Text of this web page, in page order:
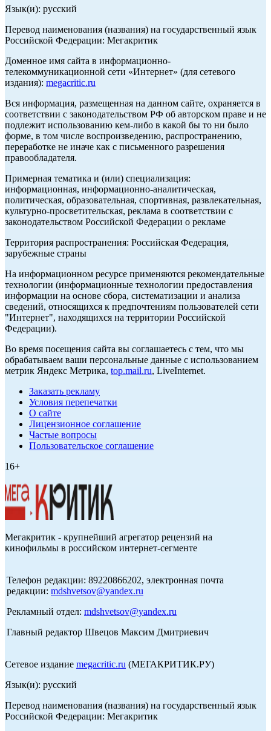
Язык(и): русский
Перевод наименования (названия) на государственный язык
Российской Федерации: Мегакритик
Доменное имя сайта в информационно-
телекоммуникационной сети «Интернет» (для сетевого
издания): megacritic.ru
Вся информация, размещенная на данном сайте, охраняется в
соответствии с законодательством РФ об авторском праве и не
подлежит использованию кем-либо в какой бы то ни было
форме, в том числе воспроизведению, распространению,
переработке не иначе как с письменного разрешения
правообладателя.
Примерная тематика и (или) специализация:
информационная, информационно-аналитическая,
политическая, образовательная, спортивная, развлекательная,
культурно-просветительская, реклама в соответствии с
законодательством Российской Федерации о рекламе
Территория распространения: Российская Федерация,
зарубежные страны
На информационном ресурсе применяются рекомендательные
технологии (информационные технологии предоставления
информации на основе сбора, систематизации и анализа
сведений, относящихся к предпочтениям пользователей сети
"Интернет", находящихся на территории Российской
Федерации).
Во время посещения сайта вы соглашаетесь с тем, что мы
обрабатываем ваши персональные данные с использованием
метрик Яндекс Метрика, top.mail.ru, LiveInternet.
Заказать рекламу
Условия перепечатки
О сайте
Лицензионное соглашение
Частые вопросы
Пользовательское соглашение
16+
Мегакритик - крупнейший агрегатор рецензий на
кинофильмы в российском интернет-сегменте
Телефон редакции: 89220866202, электронная почта
редакции: mdshvetsov@yandex.ru
Рекламный отдел: mdshvetsov@yandex.ru
Главный редактор Швецов Максим Дмитриевич
Сетевое издание megacritic.ru (МЕГАКРИТИК.РУ)
Язык(и): русский
Перевод наименования (названия) на государственный язык
Российской Федерации: Мегакритик